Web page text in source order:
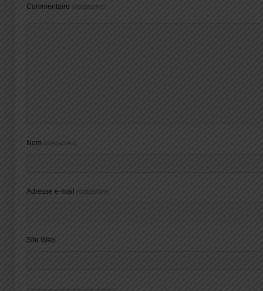
Commentaire (obligatoire)
Nom (obligatoire)
Adresse e-mail (obligatoire)
Site Web